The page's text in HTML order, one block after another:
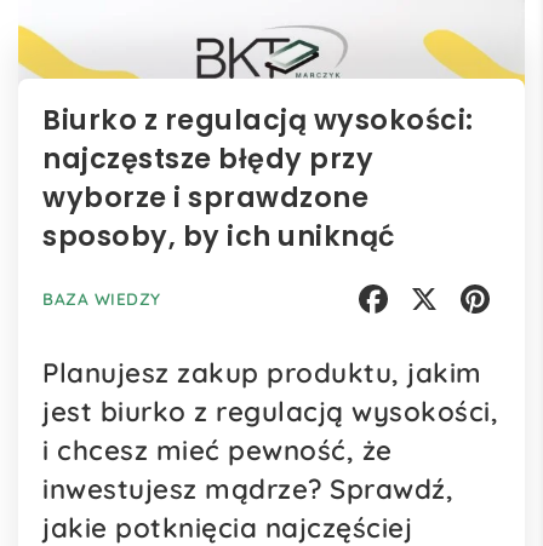
Biurko z regulacją wysokości:
najczęstsze błędy przy
wyborze i sprawdzone
sposoby, by ich uniknąć
BAZA WIEDZY
Planujesz zakup produktu, jakim
jest biurko z regulacją wysokości,
i chcesz mieć pewność, że
inwestujesz mądrze? Sprawdź,
jakie potknięcia najczęściej